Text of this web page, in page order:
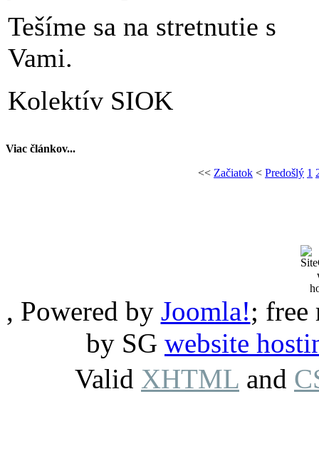
Tešíme sa na stretnutie s
Vami.
Kolektív SIOK
Viac článkov...
<< Začiatok < Predošlý 1
, Powered by Joomla!; free
by SG website
Valid XHTML and